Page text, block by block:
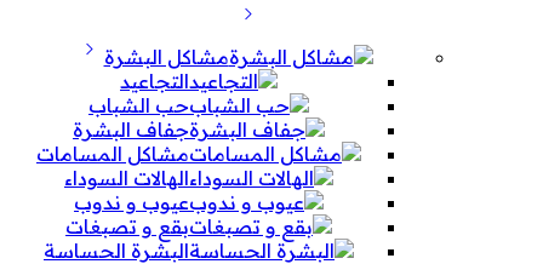
مشاكل البشرة
التجاعيد
حب الشباب
جفاف البشرة
مشاكل المسامات
الهالات السوداء
عيوب و ندوب
بقع و تصبغات
البشرة الحساسة